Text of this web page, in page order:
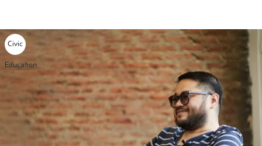
content
Civic
Education